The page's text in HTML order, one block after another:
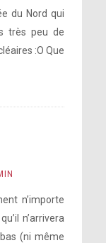
du Nord qui
très peu de
:O Que
n’importe
n’arrivera
(ni même